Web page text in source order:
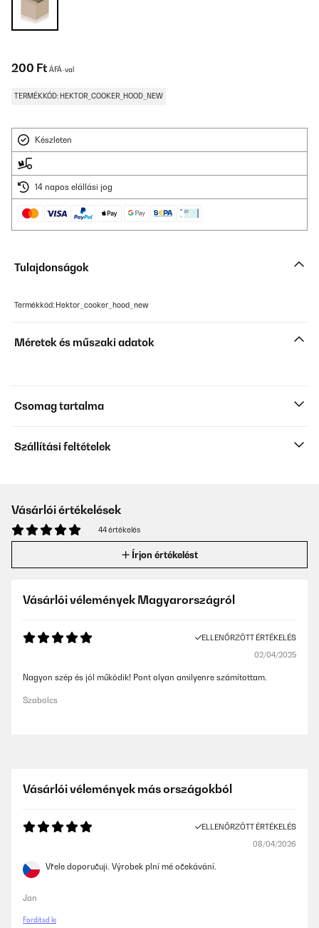
200 Ft ÁFÁ-val
TERMÉKKÓD: HEKTOR_COOKER_HOOD_NEW
Készleten
14 napos elállási jog
Tulajdonságok
Termékkód: Hektor_cooker_hood_new
Méretek és műszaki adatok
Csomag tartalma
Szállítási feltételek
Vásárlói értékelések
44 értékelés
Írjon értékelést
Vásárlói vélemények Magyarországról
ELLENŐRZÖTT ÉRTÉKELÉS
02/04/2025
Nagyon szép és jól működik! Pont olyan amilyenre számítottam.
Szabolcs
Vásárlói vélemények más országokból
ELLENŐRZÖTT ÉRTÉKELÉS
08/04/2026
Vřele doporučuji. Výrobek plní mé očekávání.
Jan
Fordítsd le